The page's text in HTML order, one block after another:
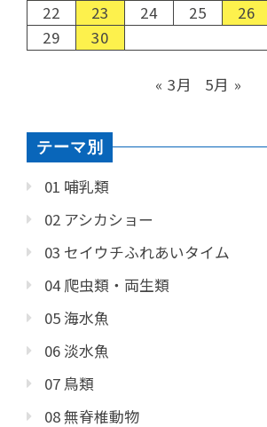
22
23 24 25 26
29
30
« 3月 5月 »
テーマ別
01 哺乳類
02 アシカショー
03 セイウチふれあいタイム
04 爬虫類・両生類
05 海水魚
06 淡水魚
07 鳥類
08 無脊椎動物